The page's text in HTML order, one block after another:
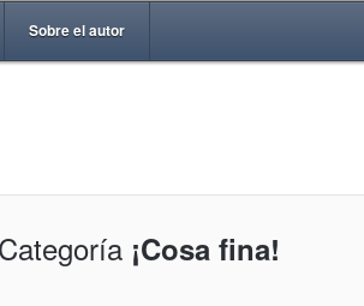
Sobre el autor
¡Cosa fina!